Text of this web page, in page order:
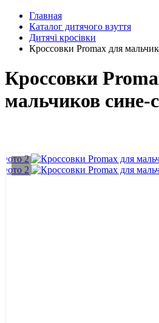
Главная
Каталог дитячого взуття
Дитячі кросівки
Кроссовки Promax для
Кроссовки
мальчиков сине-